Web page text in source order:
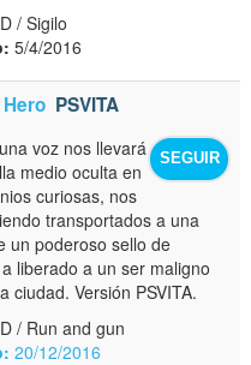
/ Sigilo
5/4/2016
PSVITA
SEGUIR
voz nos llevará
medio oculta en
curiosas, nos
transportados a una
un poderoso sello de
liberado a un ser maligno
ciudad. Versión PSVITA.
/ Run and gun
20/12/2016